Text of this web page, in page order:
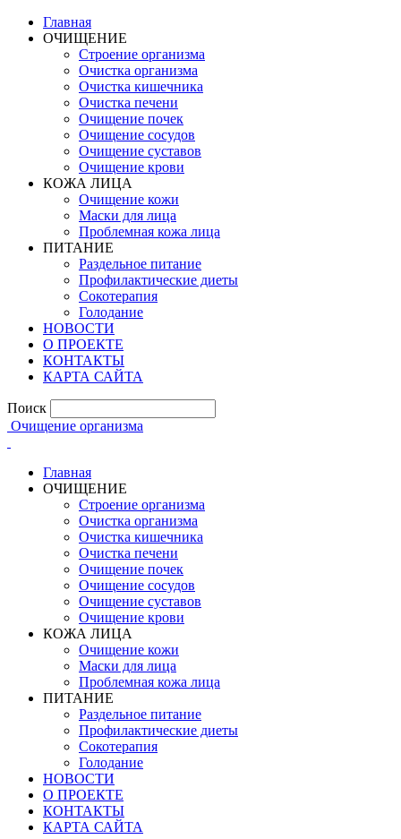
Главная
ОЧИЩЕНИЕ
Строение организма
Очистка организма
Очистка кишечника
Очистка печени
Очищение почек
Очищение сосудов
Очищение суставов
Очищение крови
КОЖА ЛИЦА
Очищение кожи
Маски для лица
Проблемная кожа лица
ПИТАНИЕ
Раздельное питание
Профилактические диеты
Сокотерапия
Голодание
НОВОСТИ
О ПРОЕКТЕ
КОНТАКТЫ
КАРТА САЙТА
Поиск
Очищение организма
Главная
ОЧИЩЕНИЕ
Строение организма
Очистка организма
Очистка кишечника
Очистка печени
Очищение почек
Очищение сосудов
Очищение суставов
Очищение крови
КОЖА ЛИЦА
Очищение кожи
Маски для лица
Проблемная кожа лица
ПИТАНИЕ
Раздельное питание
Профилактические диеты
Сокотерапия
Голодание
НОВОСТИ
О ПРОЕКТЕ
КОНТАКТЫ
КАРТА САЙТА